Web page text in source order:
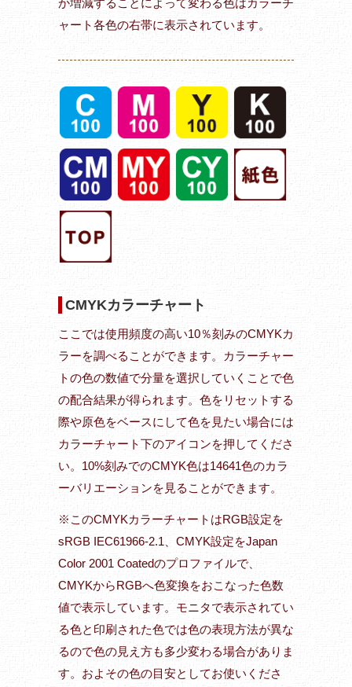
か増減することによって変わる色はカラーチ
ャート各色の右帯に表示されています。
CMYKカラーチャート
ここでは使用頻度の高い10％刻みのCMYKカ
ラーを調べることができます。カラーチャー
トの色の数値で分量を選択していくことで色
の配合結果が得られます。色をリセットする
際や原色をベースにして色を見たい場合には
カラーチャート下のアイコンを押してくださ
い。10%刻みでのCMYK色は14641色のカラ
ーバリエーションを見ることができます。
※このCMYKカラーチャートはRGB設定を
sRGB IEC61966-2.1、CMYK設定をJapan
Color 2001 Coatedのプロファイルで、
CMYKからRGBへ色変換をおこなった色数
値で表示しています。モニタで表示されてい
る色と印刷された色では色の表現方法が異な
るので色の見え方も多少変わる場合がありま
す。およその色の目安としてお使いくださ